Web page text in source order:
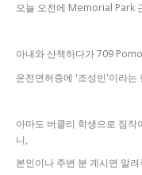
오늘 오전에 Memorial Park
아내와 산책하다가 709
운전면허증에 '조성빈'이라는
아마도 버클리 학생으로 짐
니,
본인이나 주변 분 계시면 알